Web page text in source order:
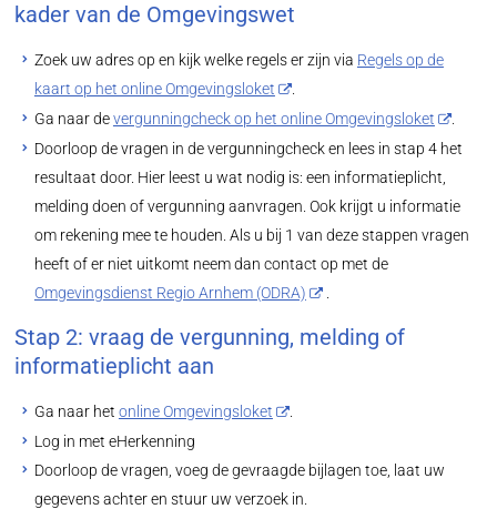
kader van de Omgevingswet
Zoek uw adres op en kijk welke regels er zijn via Regels op de
kaart op het online Omgevingsloket
.
Ga naar devergunningcheck op het online Omgevingsloket
.
Doorloop de vragen in de vergunningcheck en lees in stap 4 het
resultaat door. Hier leest u wat nodig is: een informatieplicht,
melding doen of vergunning aanvragen. Ook krijgt u informatie
om rekening mee te houden. Als u bij 1 van deze stappen vragen
heeft of er niet uitkomt neem dan contact op met de
Omgevingsdienst Regio Arnhem (ODRA)
.
Stap 2: vraag de vergunning, melding of
informatieplicht aan
Ga naar het online Omgevingsloket
.
Log in met eHerkenning
Doorloop de vragen, voeg de gevraagde bijlagen toe, laat uw
gegevens achter en stuur uw verzoek in.